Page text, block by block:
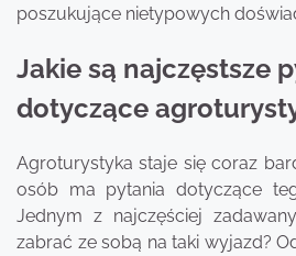
poszukujące nietypowych
Jakie są najczęstsze
dotyczące
Agroturystyka staje się coraz
osób ma pytania dotyczące
Jednym z najczęściej
zabrać ze sobą na taki wyjazd?